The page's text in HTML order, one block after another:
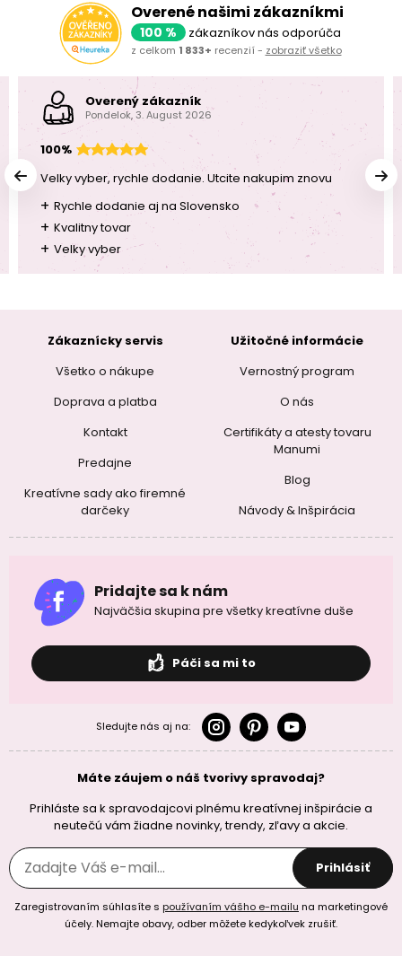
Overené našimi zákazníkmi
100 % zákazníkov nás odporúča
z celkom 1 833+ recenzií - zobraziť všetko
Overený zákazník
Pondelok, 3. August 2026
100%
Velky vyber, rychle dodanie. Utcite nakupim znovu
+ Rychle dodanie aj na Slovensko
+ Kvalitny tovar
+ Velky vyber
Zákaznícky servis
Všetko o nákupe
Doprava a platba
Kontakt
Predajne
Kreatívne sady ako firemné
darčeky
Užitočné informácie
Vernostný program
O nás
Certifikáty a atesty tovaru
Manumi
Blog
Návody & Inšpirácia
Pridajte sa k nám
Najväčšia skupina pre všetky kreatívne duše
Páči sa mi to
Sledujte nás aj na:
Máte záujem o náš tvorivy spravodaj?
Prihláste sa k spravodajcovi plnému kreatívnej inšpirácie a
neutečú vám žiadne novinky, trendy, zľavy a akcie.
Prihlásiť
Zaregistrovaním súhlasíte s používaním vášho e-mailu na marketingové
účely. Nemajte obavy, odber môžete kedykoľvek zrušiť.